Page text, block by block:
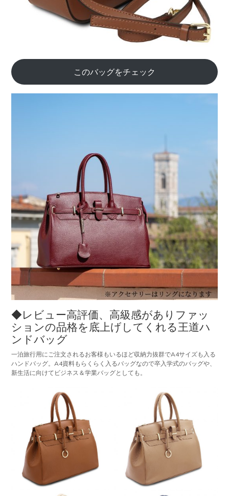
このバッグをチェック
◆レビュー高評価、高級感がありファッ
ションの品格を底上げしてくれる王道ハ
ンドバッグ
一泊旅行用にご注文されるお客様もいるほど収納力抜群でA4サイズも入る
ハンドバッグ。A4資料もらくらく入るバッグなので卒入学式のバッグや、
新生活に向けてビジネス＆学業バッグとしても。